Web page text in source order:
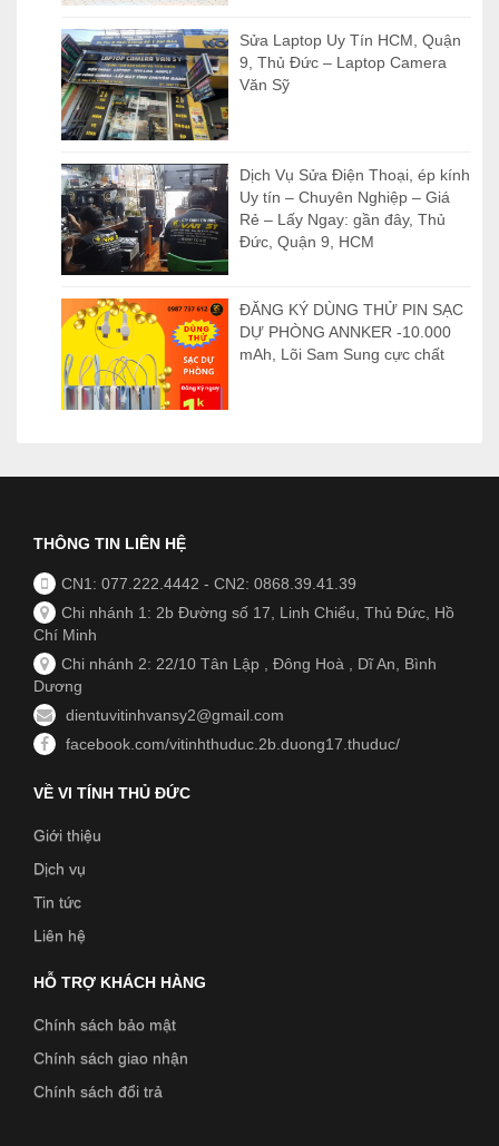
Sửa Laptop Uy Tín HCM, Quận
9, Thủ Đức – Laptop Camera
Văn Sỹ
Dịch Vụ Sửa Điện Thoại, ép kính
Uy tín – Chuyên Nghiệp – Giá
Rẻ – Lấy Ngay: gần đây, Thủ
Đức, Quận 9, HCM
ĐĂNG KÝ DÙNG THỬ PIN SẠC
DỰ PHÒNG ANNKER -10.000
mAh, Lõi Sam Sung cực chất
THÔNG TIN LIÊN HỆ
CN1: 077.222.4442 - CN2: 0868.39.41.39
Chi nhánh 1: 2b Đường số 17, Linh Chiểu, Thủ Đức, Hồ
Chí Minh
Chi nhánh 2: 22/10 Tân Lập , Đông Hoà , Dĩ An, Bình
Dương
dientuvitinhvansy2@gmail.com
facebook.com/vitinhthuduc.2b.duong17.thuduc/
VỀ VI TÍNH THỦ ĐỨC
Giới thiệu
Dịch vụ
Tin tức
Liên hệ
HỖ TRỢ KHÁCH HÀNG
Chính sách bảo mật
Chính sách giao nhận
Chính sách đổi trả